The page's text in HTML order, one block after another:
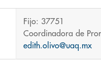
Fijo: 37751
Coordinadora de
edith.olivo@uaq.mx